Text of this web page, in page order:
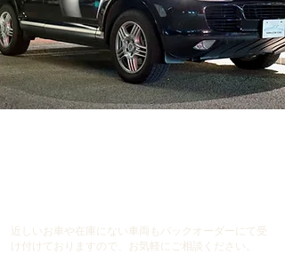
近しいお車や在庫にない車両もバックオーダーにて受
け付けておりますので、お気軽にご相談ください。